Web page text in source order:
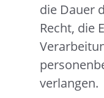
die Dauer
Recht, die
verlangen.